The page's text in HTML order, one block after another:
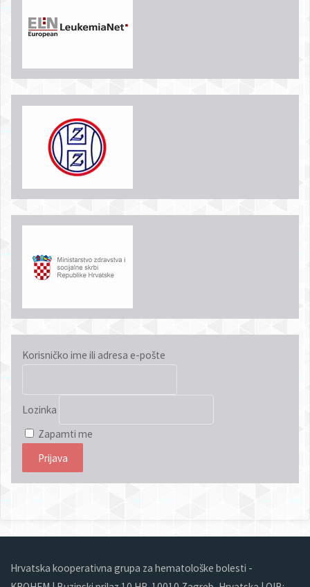
Korisničko ime ili adresa e-pošte
Lozinka
Zapamti me
Hrvatska kooperativna grupa za hematološke bolesti -